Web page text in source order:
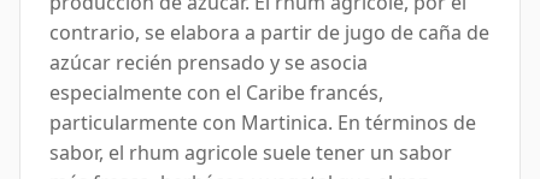
contrario, se elabora a partir de jugo de caña de
azúcar recién prensado y se asocia
especialmente con el Caribe francés,
particularmente con Martinica. En términos de
sabor, el rhum agricole suele tener un sabor